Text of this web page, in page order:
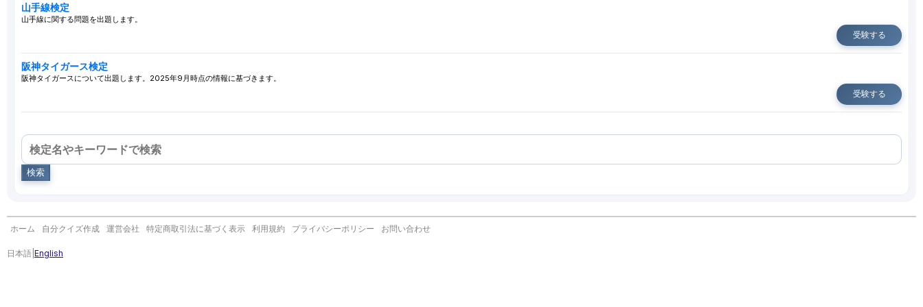
山手線検定
山手線に関する問題を出題します。
受験する
阪神タイガース検定
阪神タイガースについて出題します。2025年9月時点の情報に基づきます。
受験する
検索
ホーム 自分クイズ作成 運営会社 特定商取引法に基づく表示 利用規約 プライバシーポリシー お問い合わせ
日本語 English